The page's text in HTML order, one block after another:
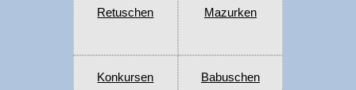
Retuschen Mazurken
Konkursen Babuschen